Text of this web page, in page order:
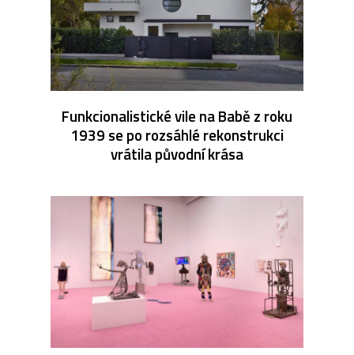
Funkcionalistické vile na Babě z roku
1939 se po rozsáhlé rekonstrukci
vrátila původní krása